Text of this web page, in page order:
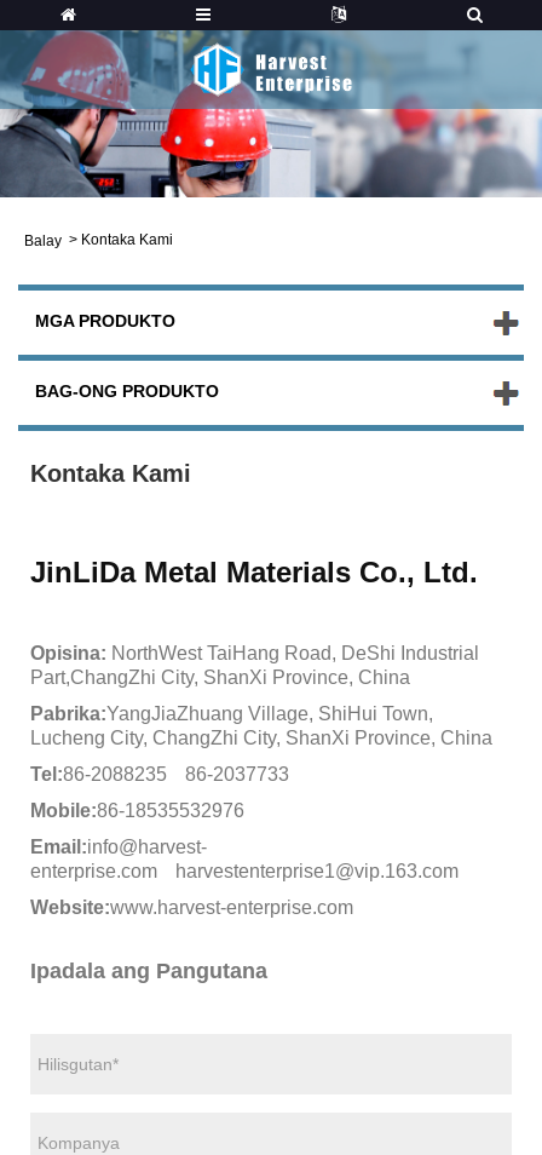
Balay > Kontaka Kami
MGA PRODUKTO
BAG-ONG PRODUKTO
Kontaka Kami
JinLiDa Metal Materials Co., Ltd.
Opisina: NorthWest TaiHang Road, DeShi Industrial
Part,ChangZhi City, ShanXi Province, China
Pabrika:YangJiaZhuang Village, ShiHui Town,
Lucheng City, ChangZhi City, ShanXi Province, China
Tel:86-2088235
86-2037733
Mobile:86-18535532976
Email:info@harvest-
enterprise.com
harvestenterprise1@vip.163.com
Website:www.harvest-enterprise.com
Ipadala ang Pangutana